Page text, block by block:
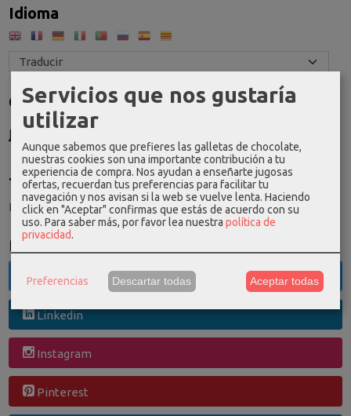
Idioma
Costes de Envío
GRATIS *
Consultar Destinos
Tu Carrito (0)
El carrito de la compra está vacío
Redes Sociales
Twitter
Linkedin
Instagram
Pinterest
Servicios que nos gustaría
utilizar
Aunque sabemos que prefieres las galletas de chocolate,
nuestras cookies son una importante contribución a tu
experiencia de compra. Nos ayudan a enseñarte jugosas
ofertas, recuerdan tus preferencias para facilitar tu
navegación y nos avisan si la web se vuelve lenta. Haciendo
click en "Aceptar" confirmas que estás de acuerdo con su
uso. Para saber más, por favor lea nuestra política de
privacidad.
Preferencias Descartar todas Aceptar todas